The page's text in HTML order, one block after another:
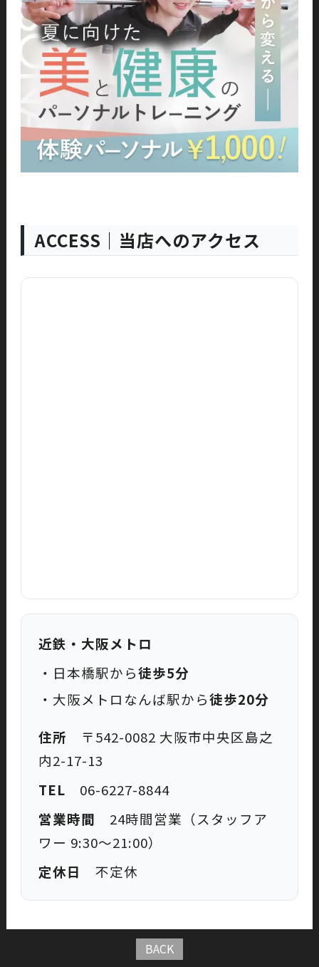
ACCESS｜当店へのアクセス
近鉄・大阪メトロ
・日本橋駅から徒歩5分
・大阪メトロなんば駅から徒歩20分
住所 〒542-0082 大阪市中央区島之
内2-17-13
TEL 06-6227-8844
営業時間 24時間営業（スタッフア
ワー 9:30〜21:00）
定休日
不定休
BACK